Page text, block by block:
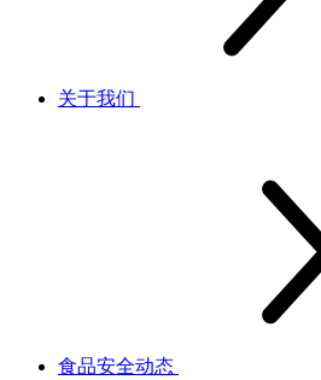
关于我们
食品安全动态